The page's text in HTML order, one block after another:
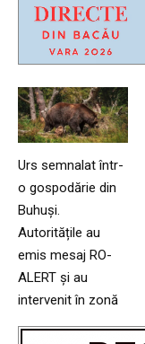
Urs semnalat într-
o gospodărie din
Buhuși.
Autoritățile au
emis mesaj RO-
ALERT și au
intervenit în zonă